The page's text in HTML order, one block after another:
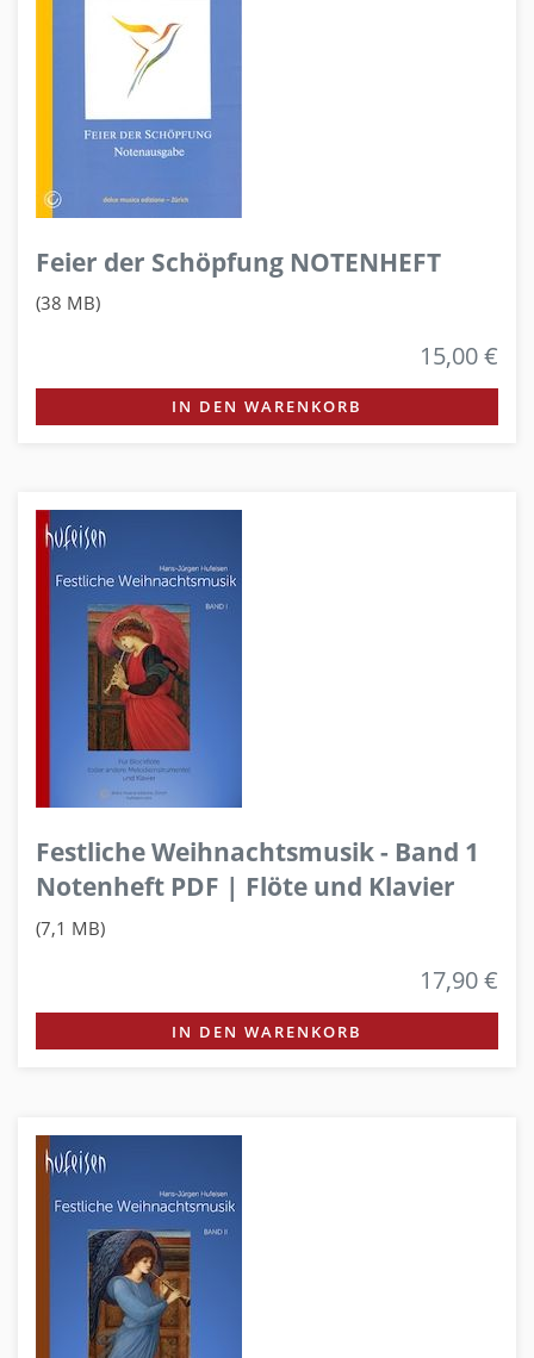
Feier der Schöpfung NOTENHEFT
(38 MB)
15,00 €
IN DEN WARENKORB
Festliche Weihnachtsmusik - Band 1
Notenheft PDF | Flöte und Klavier
(7,1 MB)
17,90 €
IN DEN WARENKORB